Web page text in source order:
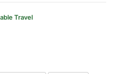
Travel